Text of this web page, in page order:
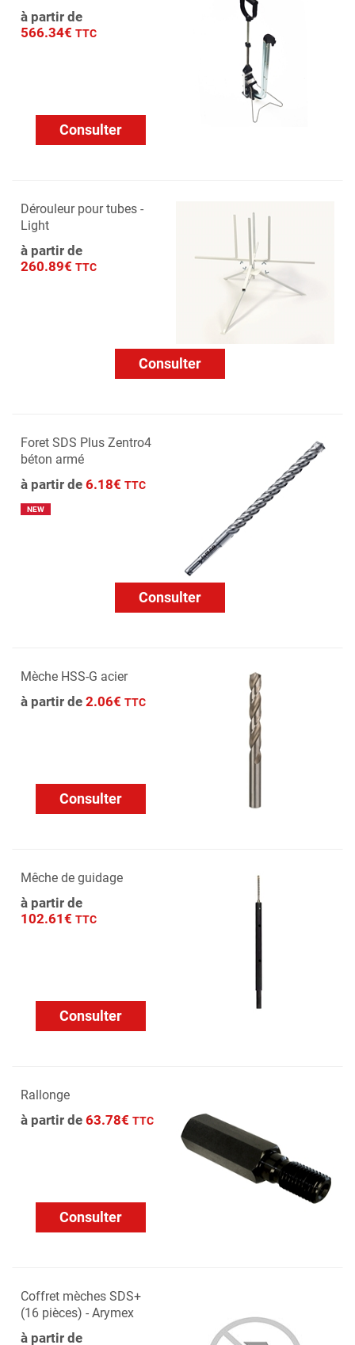
à partir de
566.34€ TTC
Consulter
Dérouleur pour tubes -
Light
à partir de
260.89€ TTC
Consulter
Foret SDS Plus Zentro4
béton armé
à partir de 6.18€ TTC
NEW
Consulter
Mèche HSS-G acier
à partir de 2.06€ TTC
Consulter
Mêche de guidage
à partir de
102.61€ TTC
Consulter
Rallonge
à partir de 63.78€ TTC
Consulter
Coffret mèches SDS+
(16 pièces) - Arymex
à partir de